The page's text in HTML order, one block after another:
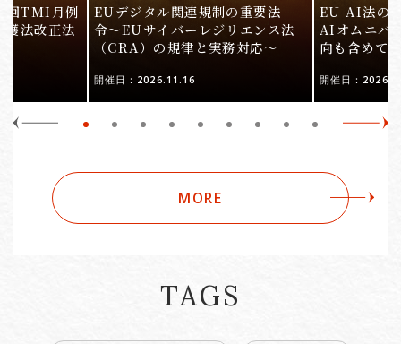
回TMI月例
護法改正法
EUデジタル関連規制の重要法
令〜EUサイバーレジリエンス法
（CRA）の規律と実務対応〜
開催日：2026.11.16
EU AI法の
AIオムニバ
向も含めて
開催日：
MORE
TAGS